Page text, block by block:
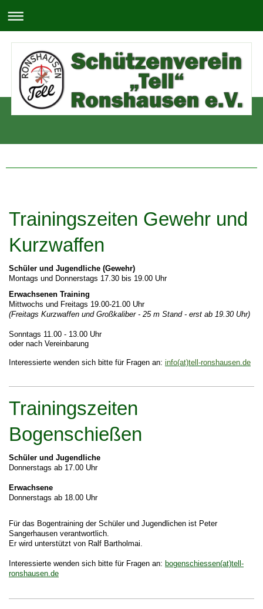
Trainingszeiten Gewehr und
Kurzwaffen
Schüler und Jugendliche (Gewehr)
Montags und Donnerstags 17.30 bis 19.00 Uhr
Erwachsenen Training
Mittwochs und Freitags 19.00-21.00 Uhr
(Freitags Kurzwaffen und Großkaliber - 25 m Stand - erst ab 19.30 Uhr)
Sonntags 11.00 - 13.00 Uhr
oder nach Vereinbarung
Interessierte wenden sich bitte für Fragen an: info(at)tell-ronshausen.de
Trainingszeiten
Bogenschießen
Schüler und Jugendliche
Donnerstags ab 17.00 Uhr
Erwachsene
Donnerstags ab 18.00 Uhr
Für das Bogentraining der Schüler und Jugendlichen ist Peter
Sangerhausen verantwortlich.
Er wird unterstützt von Ralf Bartholmai.
Interessierte wenden sich bitte für Fragen an: bogenschiessen(at)tell-
ronshausen.de